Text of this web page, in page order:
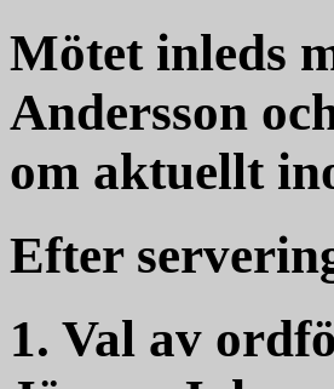
Mötet inleds
Andersson
om aktuellt
Efter
1. Val av